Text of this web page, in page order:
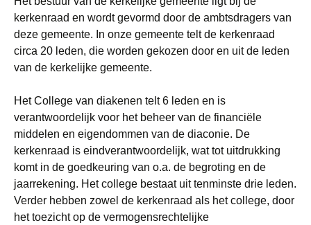
kerkenraad en wordt gevormd door de ambtsdragers van
deze gemeente. In onze gemeente telt de kerkenraad
circa 20 leden, die worden gekozen door en uit de leden
van de kerkelijke gemeente.
Het College van diakenen telt 6 leden en is
verantwoordelijk voor het beheer van de financiële
middelen en eigendommen van de diaconie. De
kerkenraad is eindverantwoordelijk, wat tot uitdrukking
komt in de goedkeuring van o.a. de begroting en de
jaarrekening. Het college bestaat uit tenminste drie leden.
Verder hebben zowel de kerkenraad als het college, door
het toezicht op de vermogensrechtelijke